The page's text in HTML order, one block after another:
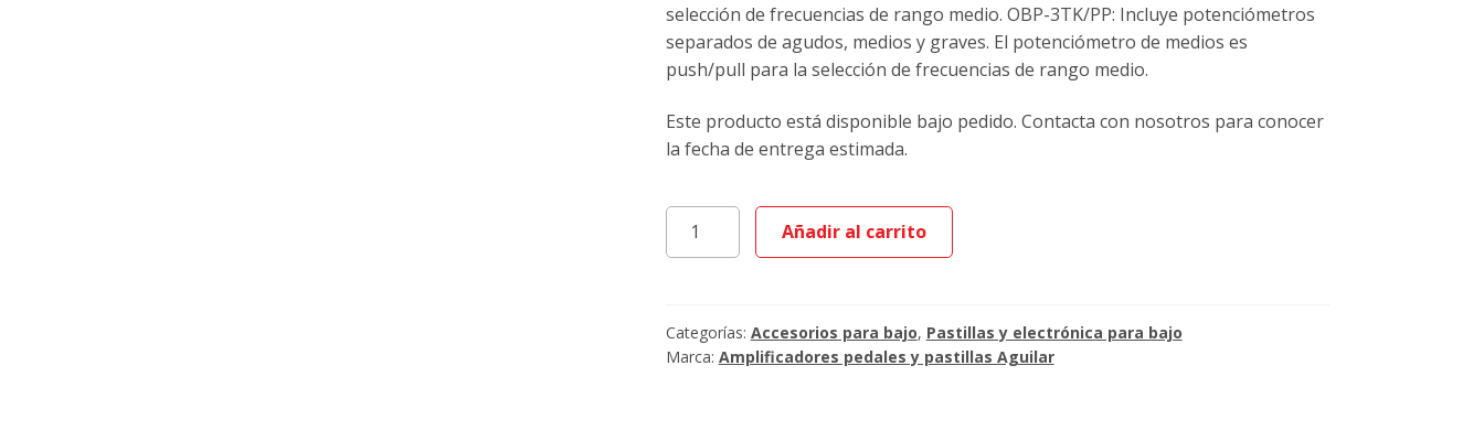
selección de frecuencias de rango medio. OBP-3TK/PP: Incluye potenciómetros
separados de agudos, medios y graves. El potenciómetro de medios es
push/pull para la selección de frecuencias de rango medio.
Este producto está disponible bajo pedido. Contacta con nosotros para conocer
la fecha de entrega estimada.
Aguilar
OBP
PreAmp
cantidad
Añadir al carrito
Categorías: Accesorios para bajo, Pastillas y electrónica para bajo
Marca: Amplificadores pedales y pastillas Aguilar